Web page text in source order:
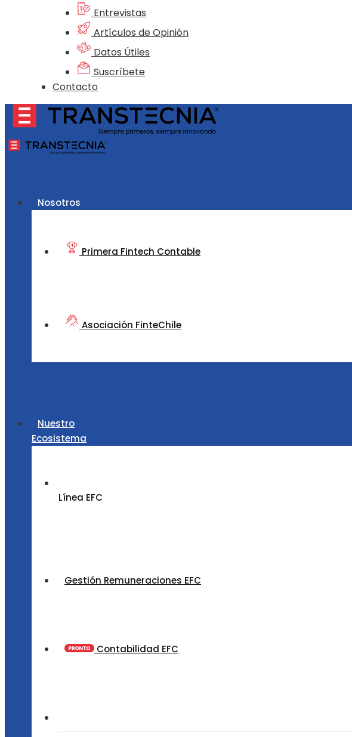
Entrevistas
Artículos de Opinión
Datos Útiles
Suscríbete
Contacto
Nosotros
Primera Fintech Contable
Asociación FinteChile
Nuestro
Ecosistema
Línea EFC
Gestión Remuneraciones EFC
Contabilidad EFC